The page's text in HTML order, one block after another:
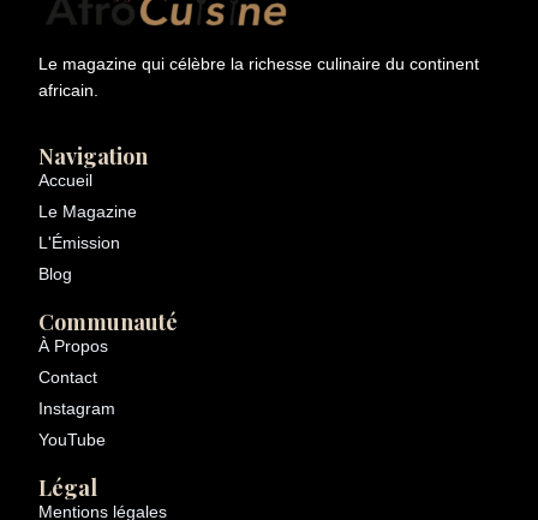
Le magazine qui célèbre la richesse culinaire du continent
africain.
Navigation
Accueil
Le Magazine
L'Émission
Blog
Communauté
À Propos
Contact
Instagram
YouTube
Légal
Mentions légales